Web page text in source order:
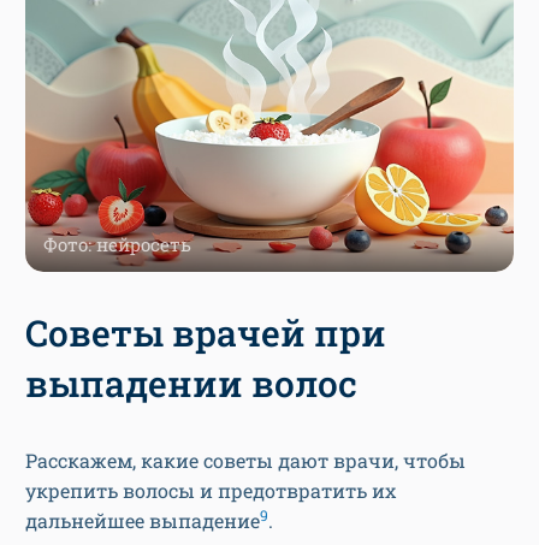
Фото: нейросеть
Советы врачей при
выпадении волос
Расскажем, какие советы дают врачи, чтобы
укрепить волосы и предотвратить их
дальнейшее выпадение9.